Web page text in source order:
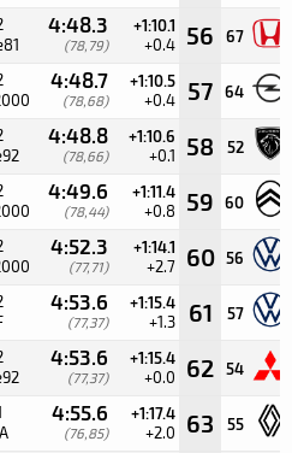
4:48.3
(78,79)
+1:10.1
+0.4 56 67
4:48.7
(78,68)
+1:10.5
+0.4 57 64
4:48.8
(78,66)
+1:10.6
+0.1 58 52
4:49.6
(78,44)
+1:11.4
+0.8 59 60
4:52.3
(77,71)
+1:14.1
+2.7 60 56
4:53.6
(77,37)
+1:15.4
+1.3 61 57
4:53.6
(77,37)
+1:15.4
+0.0 62 54
4:55.6
(76,85)
+1:17.4
+2.0 63 55